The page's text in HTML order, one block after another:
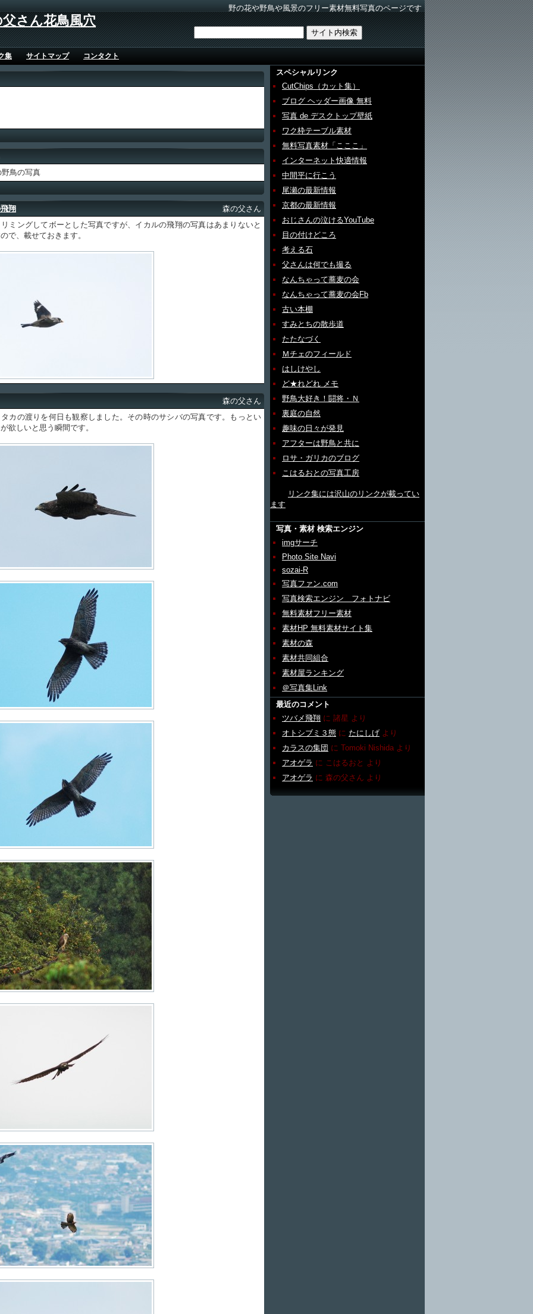
野の花や野鳥や風景のフリー素材無料写真のページです
さん花鳥風穴
集 サイトマップ コンタクト
野鳥の写真
翔
森の父さん
ングしてボーとした写真ですが、イカルの飛翔の写真はあまりないと
で、載せておきます。
森の父さん
カの渡りを何日も観察しました。その時のサシバの写真です。もっとい
欲しいと思う瞬間です。
スペシャルリンク
CutChips（カット集）
ブログ ヘッダー画像 無料
写真 de デスクトップ壁紙
ワク枠テーブル素材
無料写真素材「こここ」
インターネット快適情報
中間平に行こう
尾瀬の最新情報
京都の最新情報
おじさんの泣けるYouTube
目の付けどころ
考える石
父さんは何でも撮る
なんちゃって蕎麦の会
なんちゃって蕎麦の会Fb
古い本棚
すみとちの散歩道
たたなづく
Ｍチェのフィールド
はしけやし
ど★れどれ メモ
野鳥大好き！闘将・Ｎ
裏庭の自然
趣味の日々が発見
アフターは野鳥と共に
ロサ・ガリカのブログ
こはるおとの写真工房
リンク集には沢山のリンクが載ってい
ます
写真・素材 検索エンジン
imgサーチ
Photo Site Navi
sozai-R
写真ファン.com
写真検索エンジン フォトナビ
無料素材フリー素材
素材HP 無料素材サイト集
素材の森
素材共同組合
素材屋ランキング
＠写真集Link
最近のコメント
ツバメ飛翔 に 諸星 より
オトシブミ３態 に たにしげ より
カラスの集団 に Tomoki Nishida より
アオゲラ に こはるおと より
アオゲラ に 森の父さん より